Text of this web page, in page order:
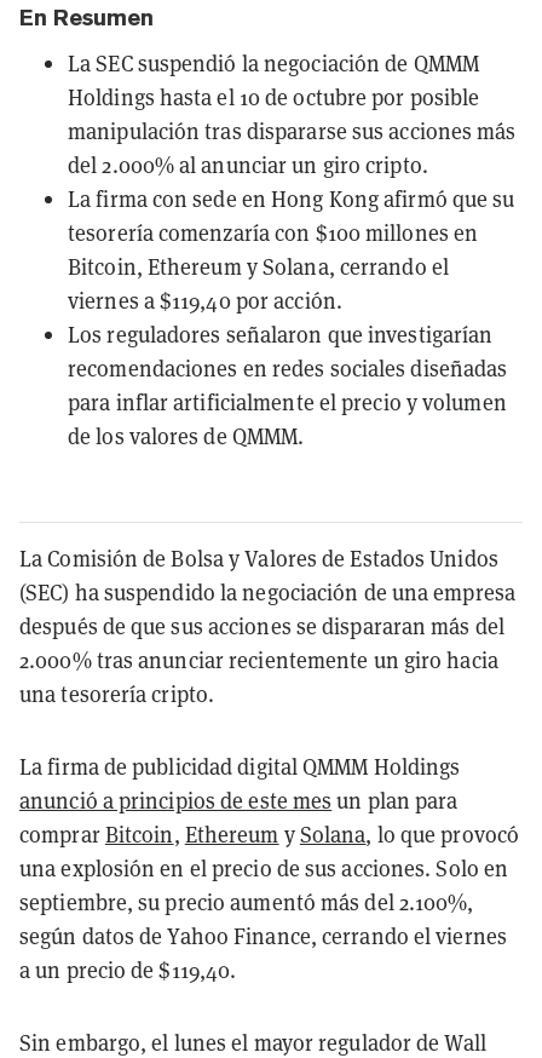
En Resumen
La SEC suspendió la negociación de QMMM
Holdings hasta el 10 de octubre por posible
manipulación tras dispararse sus acciones más
del 2.000% al anunciar un giro cripto.
La firma con sede en Hong Kong afirmó que su
tesorería comenzaría con $100 millones en
Bitcoin, Ethereum y Solana, cerrando el
viernes a $119,40 por acción.
Los reguladores señalaron que investigarían
recomendaciones en redes sociales diseñadas
para inflar artificialmente el precio y volumen
de los valores de QMMM.
La Comisión de Bolsa y Valores de Estados Unidos
(SEC) ha suspendido la negociación de una empresa
después de que sus acciones se dispararan más del
2.000% tras anunciar recientemente un giro hacia
una tesorería cripto.
La firma de publicidad digital QMMM Holdings
anunció a principios de este mes un plan para
comprarBitcoin, Ethereum ySolana, lo que provocó
una explosión en el precio de sus acciones. Solo en
septiembre, su precio aumentó más del 2.100%,
según datos de Yahoo Finance, cerrando el viernes
a un precio de $119,40.
Sin embargo, el lunes el mayor regulador de Wall